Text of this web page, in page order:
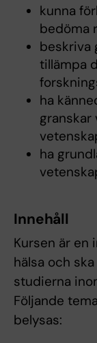
kunna
bedöma
beskriva
tillämpa
ha
granskar
ha
Innehåll
Kursen är
hälsa och
studierna
Följande
belysas: